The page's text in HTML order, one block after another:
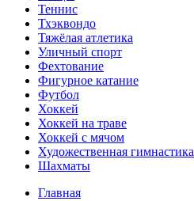
Теннис
Тхэквондо
Тяжёлая атлетика
Уличный спорт
Фехтование
Фигурное катание
Футбол
Хоккей
Хоккей на траве
Хоккей с мячом
Художественная гимнастика
Шахматы
Главная